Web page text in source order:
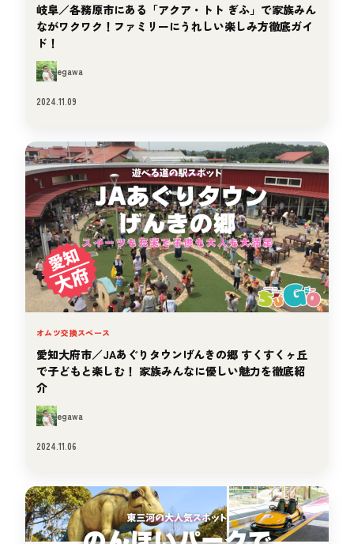
岐阜／各務原市にある「アクア・トト ぎふ」で家族みん
ながワクワク！ファミリーにうれしい楽しみ方徹底ガイ
ド！
egawa
2024.11.09
オムツ交換スペース
愛知大府市／JAあぐりタウンげんきの郷 すくすくヶ丘
で子どもと楽しむ！ 家族みんなに優しい魅力を徹底紹
介
egawa
2024.11.06